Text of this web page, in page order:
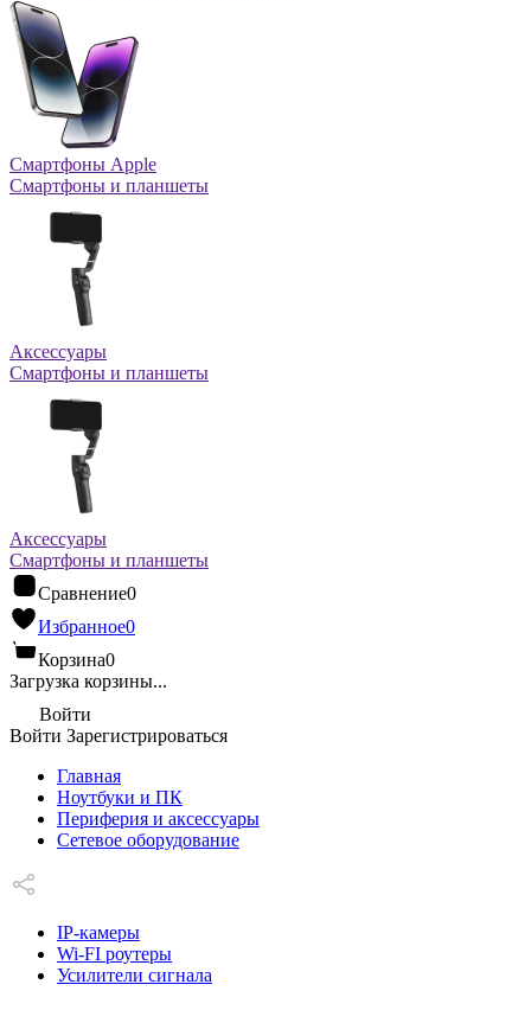
Смартфоны Apple
Смартфоны и планшеты
Аксессуары
Смартфоны и планшеты
Аксессуары
Смартфоны и планшеты
Сравнение0
Избранное0
Корзина0
Загрузка корзины...
Войти
Войти Зарегистрироваться
Главная
Ноутбуки и ПК
Периферия и аксессуары
Сетевое оборудование
IP-камеры
Wi-FI роутеры
Усилители сигнала